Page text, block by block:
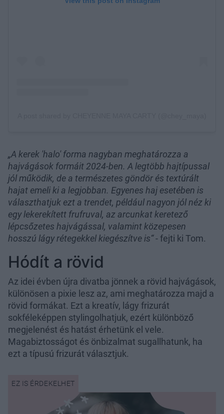
„A kerek 'halo' forma nagyban meghatározza a
hajvágások formáit 2024-ben. A legtöbb hajtípussal
jól működik, de a természetes göndör és textúrált
hajat emeli ki a legjobban. Egyenes haj esetében is
választhatjuk ezt a trendet, például nagyon jól néz ki
egy lekerekített frufruval, az arcunkat keretező
lépcsőzetes hajvágással, valamint közepesen
hosszú lágy rétegekkel kiegészítve is“- fejti ki Tom.
Hódít a rövid
Az idei évben újra divatba jönnek a rövid hajvágások,
különösen a pixie lesz az, ami meghatározza majd a
rövid formákat. Ezt a kreatív, lágy frizurát
sokféleképpen stylingolhatjuk, ezért különböző
megjelenést és hatást érhetünk el vele.
Magabiztosságot és önbizalmat sugallhatunk, ha
ezt a típusú frizurát választjuk.